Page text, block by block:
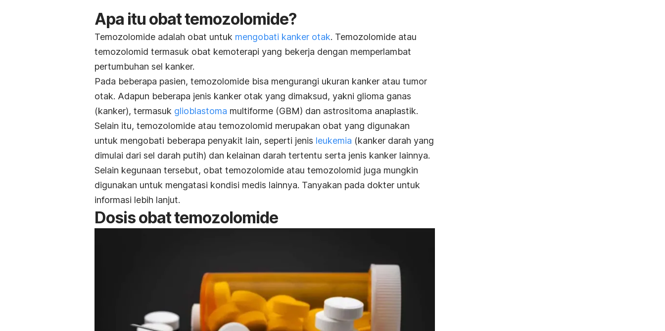
Apa itu obat temozolomide?
Temozolomide adalah obat untuk mengobati kanker otak. Temozolomide atau
temozolomid termasuk obat kemoterapi yang bekerja dengan memperlambat
pertumbuhan sel kanker.
Pada beberapa pasien, temozolomide bisa mengurangi ukuran kanker atau tumor
otak. Adapun beberapa jenis kanker otak yang dimaksud, yakni glioma ganas
(kanker), termasuk glioblastoma multiforme (GBM) dan astrositoma anaplastik.
Selain itu, temozolomide atau temozolomid merupakan obat yang digunakan
untuk mengobati beberapa penyakit lain, seperti jenis leukemia (kanker darah yang
dimulai dari sel darah putih) dan kelainan darah tertentu serta jenis kanker lainnya.
Selain kegunaan tersebut, obat temozolomide atau temozolomid juga mungkin
digunakan untuk mengatasi kondisi medis lainnya. Tanyakan pada dokter untuk
informasi lebih lanjut.
Dosis obat temozolomide